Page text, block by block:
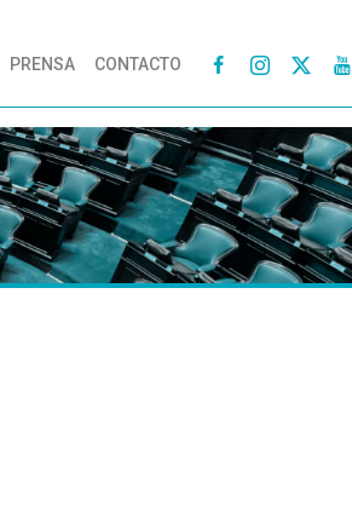
PRENSA CONTACTO  